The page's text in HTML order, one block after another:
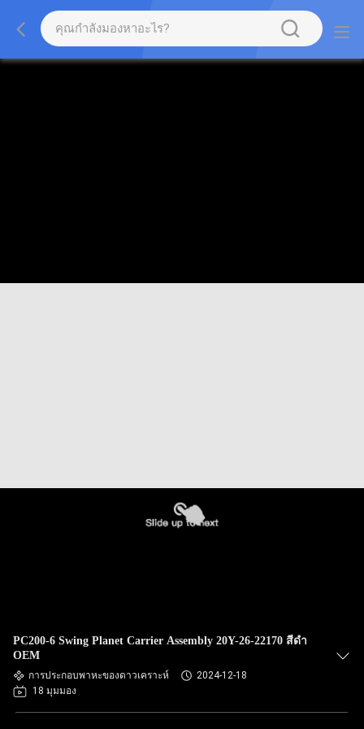
PC200-6 Swing Planet Carrier Assembly 20Y-26-22170 สีดำ
OEM
การประกอบพาหะของดาวเคราะห์
2024-12-18
18 มุมมอง